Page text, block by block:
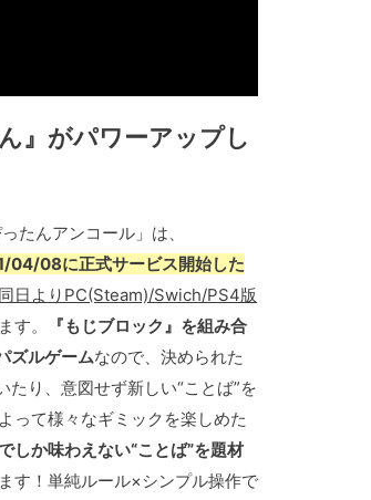
』がパワーアップし
たんアンコール」は、
08に正式サービス開始した
同日よりPC(Steam)/Swich/PS4版
す。
『もじブロック』を組み合
ズルゲームなので、決められた
たり、意図せず新しい“ことば”を
って様々なギミックを楽しめた
しか味わえない“ことば”を題材
す！単純ルール×シンプル操作で